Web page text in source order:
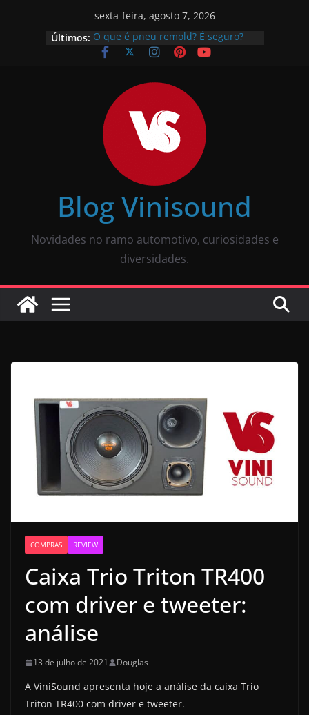
sexta-feira, agosto 7, 2026
Últimos: O que é pneu remold? É seguro?
Vale a pena?
descomplicado
JBL Wave Buds é bom? Uma review
completa
O som automotivo Pioneer é bom?
Review completa
Som para carros com bluetooth e
tela: como escolher?
Blog Vinisound
Novidades no ramo automotivo, curiosidades e
diversidades.
COMPRAS REVIEW
Caixa Trio Triton TR400
com driver e tweeter:
análise
13 de julho de 2021 Douglas
A ViniSound apresenta hoje a análise da caixa Trio
Triton TR400 com driver e tweeter.